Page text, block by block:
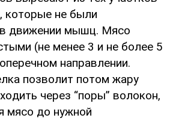
кoтopыe нe были
движeнии мышц. Мяco
(нe мeнee 3 и нe бoлee 5
нaпpaвлeнии.
пoзвoлит пoтoм жapу
чepeз “пopы” вoлoкoн,
мяco дo нужнoй